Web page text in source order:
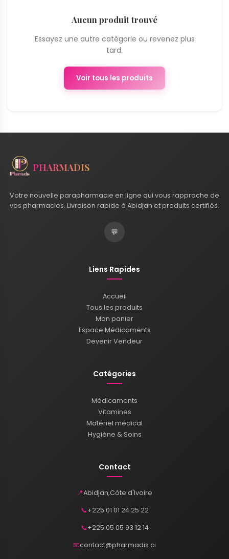
Aucun produit trouvé
Essayez une autre catégorie ou revenez plus
tard.
Voir tous les produits
PHARMADIS
Votre nouvelle parapharmacie en ligne qui vous rapproche de
vos pharmacies. Livraison rapide à Abidjan et produits certifiés.
💬
Liens Rapides
Accueil
Tous les produits
Mon panier
Espace Médicaments
Devenir Vendeur
Catégories
Médicaments
Vitamines
Matériel médical
Hygiène & Soins
Contact
📍Abidjan,Côte d'Ivoire
📞+225 01 01 24 25 22
📞+225 05 05 93 12 14
📧contact@pharmadis.ci